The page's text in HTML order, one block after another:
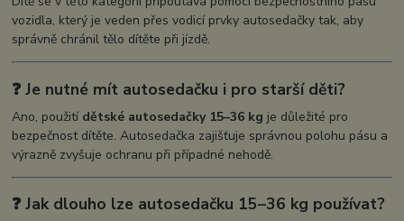
vozidla, který je veden přes vodicí prvky autosedačky tak, aby
správně chránil tělo dítěte při jízdě.
❓ Je nutné mít autosedačku i pro starší děti?
Ano, použití dětské autosedačky 15–36 kg je důležité pro
bezpečnost dítěte. Autosedačka zajišťuje správnou polohu pásu a
výrazně zvyšuje ochranu při případné nehodě.
❓ Jak dlouho lze autosedačku 15–36 kg používat?